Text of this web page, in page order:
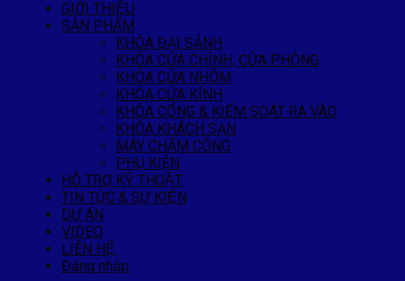
GIỚI THIỆU
SẢN PHẨM
KHÓA ĐẠI SẢNH
KHÓA CỬA CHÍNH, CỬA PHÒNG
KHÓA CỬA NHÔM
KHÓA CỬA KÍNH
KHÓA CỔNG & KIỂM SOÁT RA VÀO
KHÓA KHÁCH SẠN
MÁY CHẤM CÔNG
PHỤ KIỆN
HỖ TRỢ KỸ THUẬT
TIN TỨC & SỰ KIỆN
DỰ ÁN
VIDEO
LIÊN HỆ
Đăng nhập